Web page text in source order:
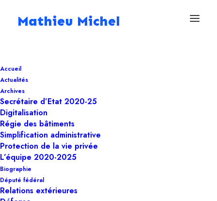
Mathieu Michel
Accueil
Actualités
Archives
Secrétaire d’Etat 2020-25
Digitalisation
Régie des bâtiments
Simplification administrative
Protection de la vie privée
L’équipe 2020-2025
Biographie
Député fédéral
Relations extérieures
influence : quand la
parlementaire devient
un piège